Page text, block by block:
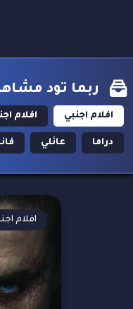
ربما تود
افلام اجنبي افلام اجنبي
دراما عائلي
افلام